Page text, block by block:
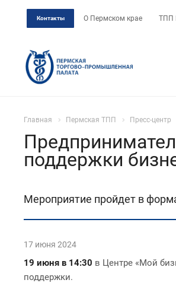
Контакты О Пермском крае ТПП
Главная Пермская ТПП Пресс-центр
поддержки
Мероприятие пройдет в
17 июня 2024
19 июня в 14:30 в Центре «Мой
поддержки.